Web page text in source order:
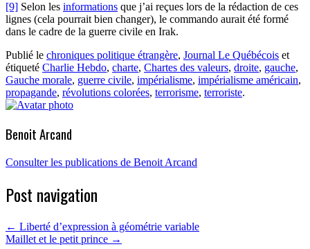
[9] Selon les informations que j’ai reçues lors de la rédaction de ces
lignes (cela pourrait bien changer), le commando aurait été formé
dans le cadre de la guerre civile en Irak.
Publié le chroniques politique étrangère, Journal Le Québécois et
étiqueté Charlie Hebdo, charte, Chartes des valeurs, droite, gauche,
Gauche morale, guerre civile, impérialisme, impérialisme américain,
propagande, révolutions colorées, terrorisme, terroriste.
Benoit Arcand
Consulter les publications de Benoit Arcand
Post navigation
← Liberté d’expression à géométrie variable
Maillet et le petit prince →